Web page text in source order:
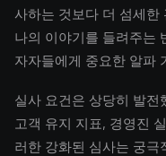
사하는 것보다 더 섬세
나의 이야기를 들려주는
자자들에게 중요한 알파
실사 요건은 상당히 발전
고객 유지 지표, 경영진
러한 강화된 심사는 궁극